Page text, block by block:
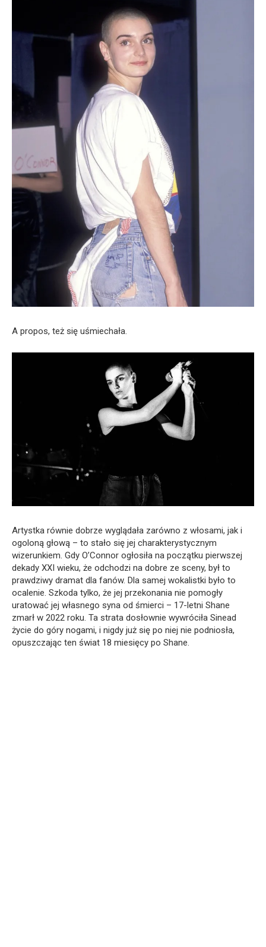
A propos, też się uśmiechała.
Artystka równie dobrze wyglądała zarówno z włosami, jak i
ogoloną głową – to stało się jej charakterystycznym
wizerunkiem. Gdy O’Connor ogłosiła na początku pierwszej
dekady XXI wieku, że odchodzi na dobre ze sceny, był to
prawdziwy dramat dla fanów. Dla samej wokalistki było to
ocalenie. Szkoda tylko, że jej przekonania nie pomogły
uratować jej własnego syna od śmierci – 17-letni Shane
zmarł w 2022 roku. Ta strata dosłownie wywróciła Sinead
życie do góry nogami, i nigdy już się po niej nie podniosła,
opuszczając ten świat 18 miesięcy po Shane.